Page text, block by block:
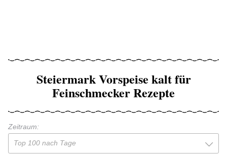
Steiermark Vorspeise kalt für
Feinschmecker Rezepte
Zeitraum:
Top 100 nach Tage